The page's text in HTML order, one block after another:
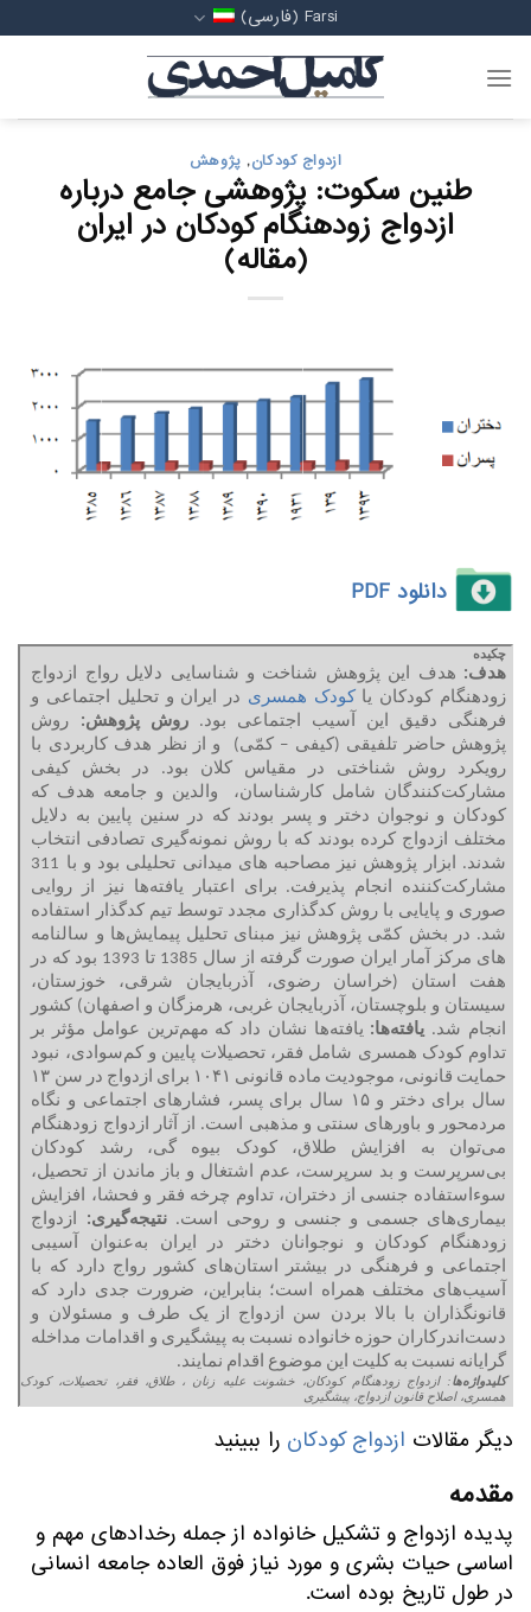
به
محتوا
Farsi (فارسی)
ازدواج کودکان, پژوهش
طنین سکوت: پژوهشی جامع درباره
ازدواج زودهنگام کودکان در ایران
(مقاله)
دانلود PDF
چکیده
هدف: هدف این پژوهش شناخت و شناسایی دلایل رواج ازدواج
زودهنگام کودکان یا کودک همسری در ایران و تحلیل اجتماعی و
فرهنگی دقیق این آسیب اجتماعی بود.روش پژوهش: روش
پژوهش حاضر تلفیقی (کیفی – کمّی) و از نظر هدف کاربردی با
رویکرد روش شناختی در مقیاس کلان بود. در بخش کیفی
مشارکت‌کنندگان شامل کارشناسان، والدین و جامعه هدف که
کودکان و نوجوان دختر و پسر بودند که در سنین پایین به دلایل
مختلف ازدواج ‌کرده بودند که با روش نمونه‌گیری تصادفی انتخاب
شدند. ابزار پژوهش نیز مصاحبه های میدانی تحلیلی بود و با 311
مشارکت‌کننده انجام پذیرفت. برای اعتبار یافته‌ها نیز از روایی
صوری و پایایی با روش کدگذاری مجدد توسط تیم کدگذار استفاده
شد. در بخش کمّی پژوهش نیز مبنای تحلیل پیمایش‌ها و سالنامه
های مرکز آمار ایران صورت گرفته از سال 1385 تا 1393 بود که در
هفت استان (خراسان رضوی، آذربایجان شرقی، خوزستان،
سیستان و بلوچستان، آذربایجان غربی، هرمزگان و اصفهان) کشور
انجام ‌شد. یافته‌ها: یافته‌ها نشان داد که مهم‌ترین عوامل مؤثر بر
تداوم کودک همسری شامل فقر، تحصیلات پایین و کم‌سوادی، نبود
حمایت قانونی، موجودیت ماده قانونی ۱۰۴۱ برای ازدواج در سن ۱۳
سال برای دختر و ۱۵ سال برای پسر، فشارهای اجتماعی و نگاه
مردمحور و باورهای سنتی و مذهبی است. از آثار ازدواج زودهنگام
می‌توان به افزایش طلاق، کودک بیوه گی، رشد کودکان
بی‌سرپرست و بد سرپرست، عدم اشتغال و باز ماندن از تحصیل،
سوءاستفاده جنسی از دختران، تداوم چرخه فقر و فحشا، افزایش
بیماری‌های جسمی و جنسی و روحی است.نتیجه‌گیری: ازدواج
زودهنگام کودکان و نوجوانان دختر در ایران به‌عنوان آسیبی
اجتماعی و فرهنگی در بیشتر استان‌های کشور رواج دارد که با
آسیب‌های مختلف همراه است؛ بنابراین، ضرورت جدی دارد که
قانونگذاران با بالا بردن سن ازدواج از یک طرف و مسئولان و
دست‌اندرکاران حوزه خانواده نسبت به پیشگیری و اقدامات مداخله
گرایانه نسبت به کلیت این موضوع اقدام نمایند.
کلیدواژه‌ها: ازدواج زودهنگام کودکان، خشونت علیه زنان ، طلاق، فقر، تحصیلات، کودک
همسری، اصلاح قانون ازدواج، پیشگیری
دیگر مقالات ازدواج کودکان را ببینید
مقدمه
پدیده ازدواج و تشکیل خانواده از جمله رخدادهای مهم و
اساسی حیات بشری و مورد نیاز فوق العاده جامعه انسانی
در طول تاریخ بوده است.